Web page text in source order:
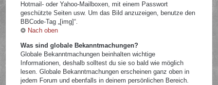
Hotmail- oder Yahoo-Mailboxen, mit einem Passwort
geschützte Seiten usw. Um das Bild anzuzeigen, benutze den
BBCode-Tag „[img]“.
Nach oben
Was sind globale Bekanntmachungen?
Globale Bekanntmachungen beinhalten wichtige
Informationen, deshalb solltest du sie so bald wie möglich
lesen. Globale Bekanntmachungen erscheinen ganz oben in
jedem Forum und ebenfalls in deinem persönlichen Bereich.